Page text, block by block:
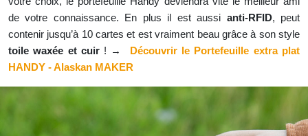
de votre connaissance. En plus il est aussi anti-RFID, peut
contenir jusqu’à 10 cartes et est vraiment beau grâce à son style
toile waxée et cuir! →
Découvrir le Portefeuille extra plat
HANDY - Alaskan MAKER